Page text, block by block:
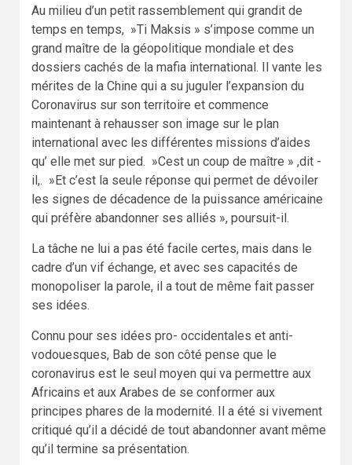
Au milieu d’un petit rassemblement qui grandit de
temps en temps, »Ti Maksis » s’impose comme un
grand maître de la géopolitique mondiale et des
dossiers cachés de la mafia international. Il vante les
mérites de la Chine qui a su juguler l’expansion du
Coronavirus sur son territoire et commence
maintenant à rehausser son image sur le plan
international avec les différentes missions d’aides
qu’ elle met sur pied. »Cest un coup de maître » ,dit -
il,. »Et c’est la seule réponse qui permet de dévoiler
les signes de décadence de la puissance américaine
qui préfère abandonner ses alliés », poursuit-il.
La tâche ne lui a pas été facile certes, mais dans le
cadre d’un vif échange, et avec ses capacités de
monopoliser la parole, il a tout de même fait passer
ses idées.
Connu pour ses idées pro- occidentales et anti-
vodouesques, Bab de son côté pense que le
coronavirus est le seul moyen qui va permettre aux
Africains et aux Arabes de se conformer aux
principes phares de la modernité. Il a été si vivement
critiqué qu’il a décidé de tout abandonner avant même
qu’il termine sa présentation.